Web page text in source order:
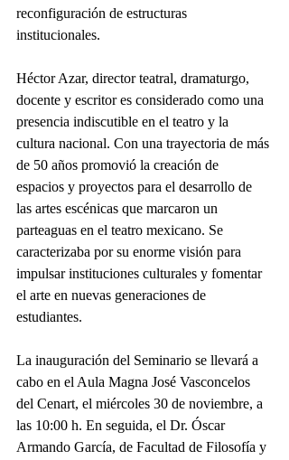
reconfiguración de estructuras
institucionales.
Héctor Azar, director teatral, dramaturgo,
docente y escritor es considerado como una
presencia indiscutible en el teatro y la
cultura nacional. Con una trayectoria de más
de 50 años promovió la creación de
espacios y proyectos para el desarrollo de
las artes escénicas que marcaron un
parteaguas en el teatro mexicano. Se
caracterizaba por su enorme visión para
impulsar instituciones culturales y fomentar
el arte en nuevas generaciones de
estudiantes.
La inauguración del Seminario se llevará a
cabo en el Aula Magna José Vasconcelos
del Cenart, el miércoles 30 de noviembre, a
las 10:00 h. En seguida, el Dr. Óscar
Armando García, de Facultad de Filosofía y